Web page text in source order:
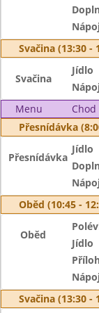
Svačina (13:30 -
Svačina
Jídlo
Menu
Chod
Přesnídávka
Přesnídávka
Jídlo
Oběd (10:45 -
Oběd
Jídlo
Svačina (13:30 -